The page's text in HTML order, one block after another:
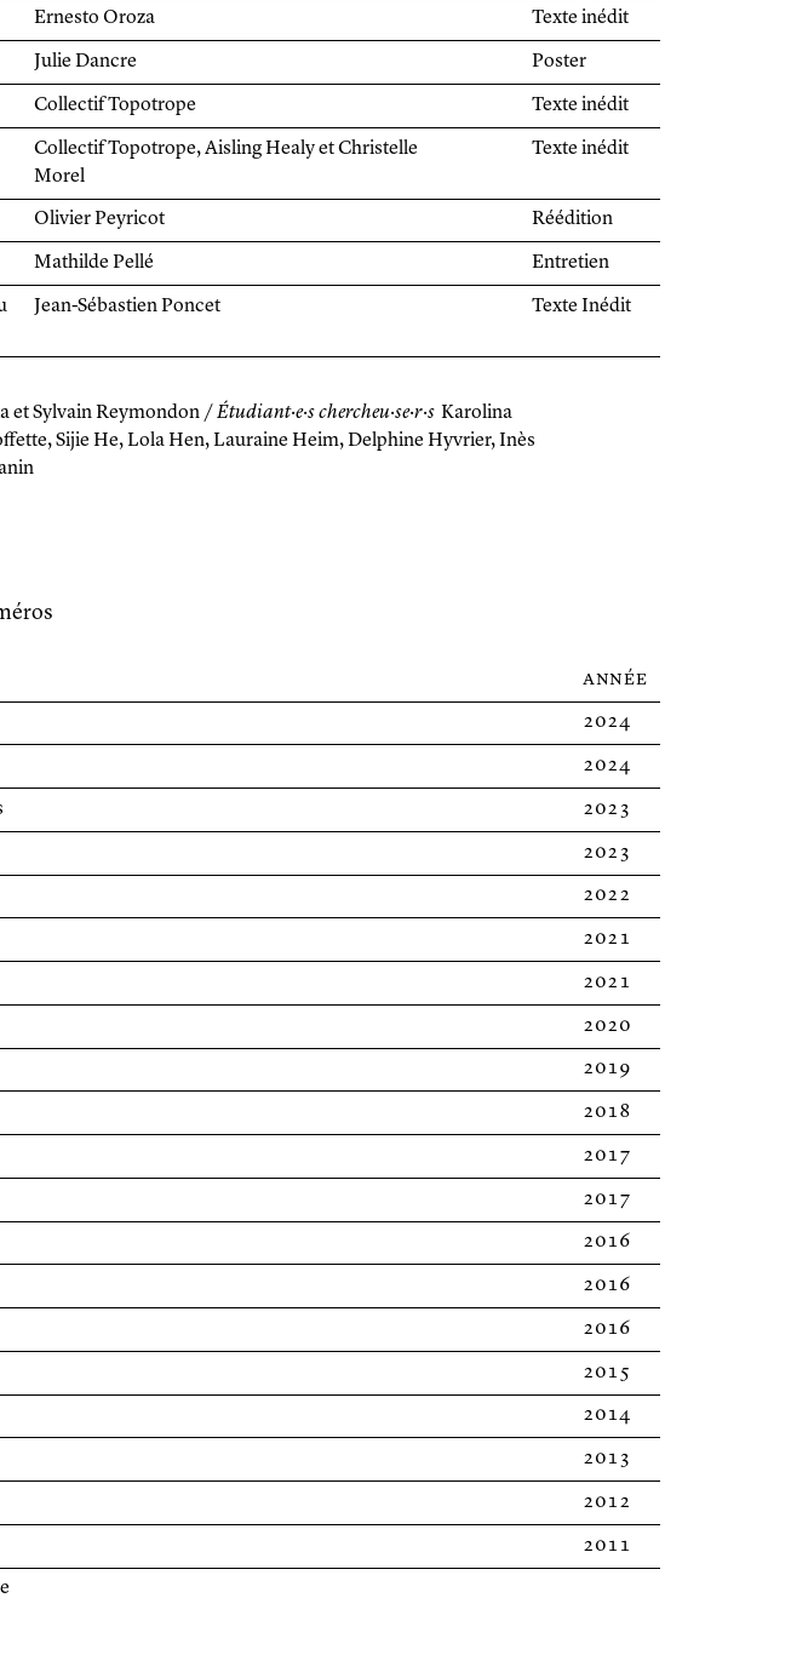
Ernesto Oroza Texte inédit
Julie Dancre Poster
Collectif Topotrope Texte inédit
Collectif Topotrope, Aisling Healy et Christelle
Morel
Texte inédit
Olivier Peyricot Réédition
Mathilde Pellé Entretien
Jean-Sébastien Poncet Texte Inédit
et Sylvain Reymondon / Étudiant·e·s chercheu·se·r·s Karolina
Sijie He, Lola Hen, Lauraine Heim, Delphine Hyvrier, Inès
année
2024
2024
2023
2023
2022
2021
2021
2020
2019
2018
2017
2017
2016
2016
2016
2015
2014
2013
2012
2011